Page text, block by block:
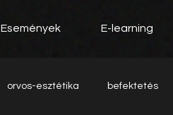
Események E-learning
orvos-esztétika befektetés